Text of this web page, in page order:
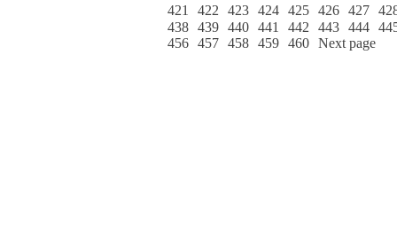
421
422 423 424 425 426 427
438 439 440 441 442 443 444
456 457 458 459 460 Next page